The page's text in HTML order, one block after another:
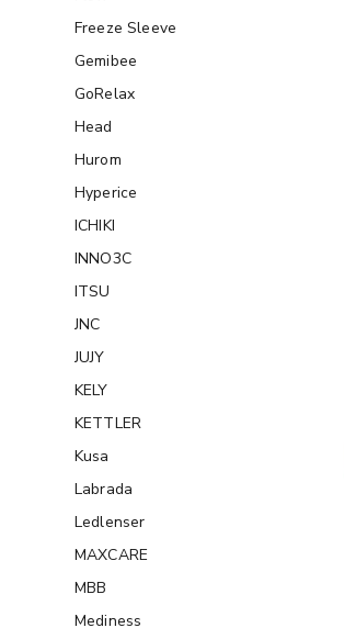
Freeze Sleeve
Gemibee
GoRelax
Head
Hurom
Hyperice
ICHIKI
INNO3C
ITSU
JNC
JUJY
KELY
KETTLER
Kusa
Labrada
Ledlenser
MAXCARE
MBB
Mediness